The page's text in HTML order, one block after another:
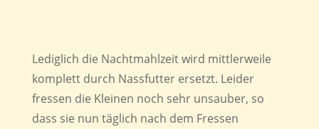
Lediglich die Nachtmahlzeit wird mittlerweile
komplett durch Nassfutter ersetzt. Leider
fressen die Kleinen noch sehr unsauber, so
dass sie nun täglich nach dem Fressen